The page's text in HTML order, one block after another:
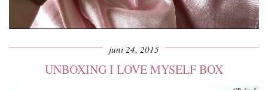
juni 24, 2015
UNBOXING I LOVE MYSELF BOX